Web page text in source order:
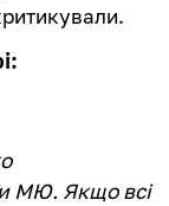
МЮ. Якщо всі